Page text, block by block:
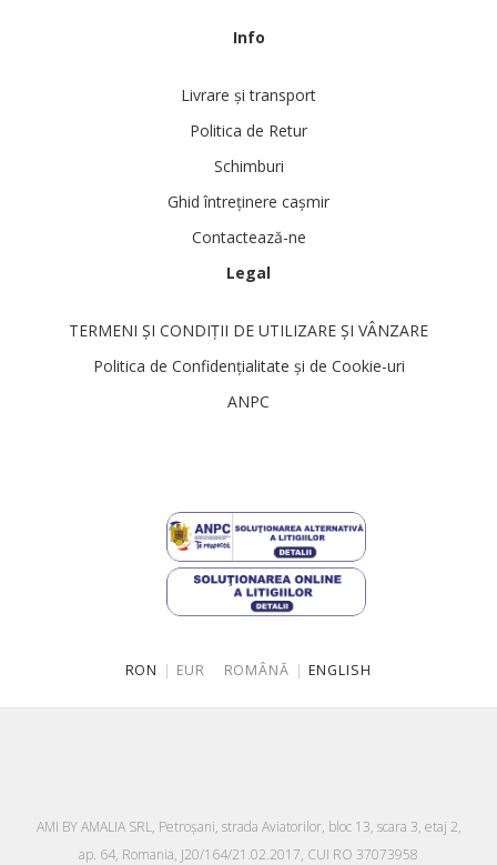
Info
Livrare și transport
Politica de Retur
Schimburi
Ghid întreținere cașmir
Contactează-ne
Legal
TERMENI ȘI CONDIȚII DE UTILIZARE ȘI VÂNZARE
Politica de Confidențialitate și de Cookie-uri
ANPC
RON | EUR ROMÂNĂ | ENGLISH
AMI BY AMALIA SRL, Petroşani, strada Aviatorilor, bloc 13, scara 3, etaj 2,
ap. 64, Romania, J20/164/21.02.2017, CUI RO 37073958